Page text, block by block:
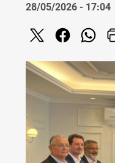
28/05/2026 - 17:04